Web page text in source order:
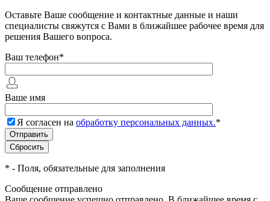
Оставьте Ваше сообщение и контактные данные и наши
специалисты свяжутся с Вами в ближайшее рабочее время для
решения Вашего вопроса.
Ваш телефон*
Ваше имя
Я согласен на обработку персональных данных.*
* - Поля, обязательные для заполнения
Сообщение отправлено